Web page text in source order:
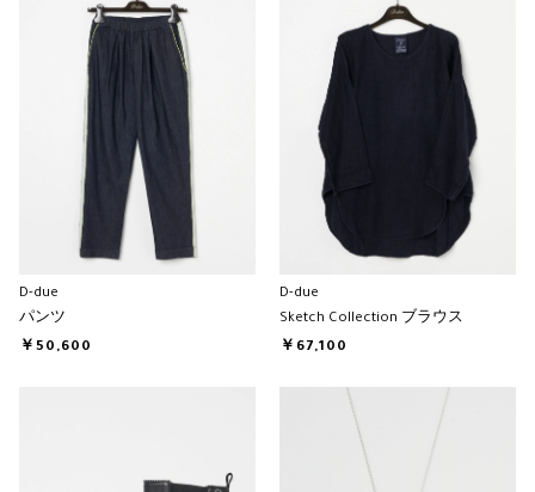
D-due
パンツ
￥50,600
D-due
Sketch Collection ブラウス
￥67,100